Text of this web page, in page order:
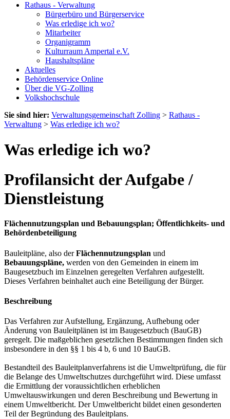
Rathaus - Verwaltung
Bürgerbüro und Bürgerservice
Was erledige ich wo?
Mitarbeiter
Organigramm
Kulturraum Ampertal e.V.
Haushaltspläne
Aktuelles
Behördenservice Online
Über die VG-Zolling
Volkshochschule
Sie sind hier: Verwaltungsgemeinschaft Zolling > Rathaus -
Verwaltung > Was erledige ich wo?
Was erledige ich wo?
Profilansicht der Aufgabe /
Dienstleistung
Flächennutzungsplan und Bebauungsplan; Öffentlichkeits- und
Behördenbeteiligung
Bauleitpläne, also derFlächennutzungsplan und
Bebauungspläne, werden von den Gemeinden in einem im
Baugesetzbuch im Einzelnen geregelten Verfahren aufgestellt.
Dieses Verfahren beinhaltet auch eine Beteiligung der Bürger.
Beschreibung
Das Verfahren zur Aufstellung, Ergänzung, Aufhebung oder
Änderung von Bauleitplänen ist im Baugesetzbuch (BauGB)
geregelt. Die maßgeblichen gesetzlichen Bestimmungen finden sich
insbesondere in den §§ 1 bis 4 b, 6 und 10 BauGB.
Bestandteil des Bauleitplanverfahrens ist die Umweltprüfung, die für
die Belange des Umweltschutzes durchgeführt wird. Diese umfasst
die Ermittlung der voraussichtlichen erheblichen
Umweltauswirkungen und deren Beschreibung und Bewertung in
einem Umweltbericht. Der Umweltbericht bildet einen gesonderten
Teil der Begründung des Bauleitplans.